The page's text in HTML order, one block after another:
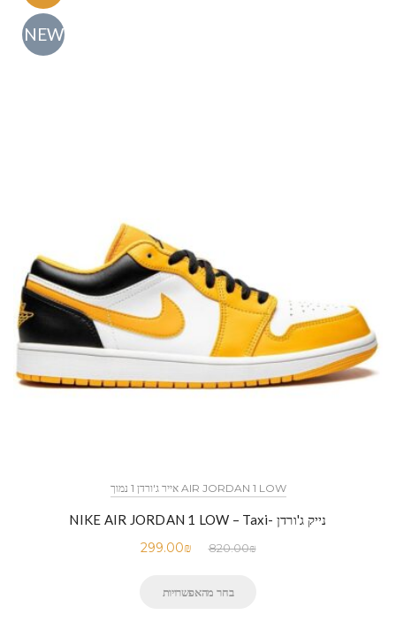
NEW
AIR JORDAN 1 LOW אייר ג'ורדן 1 נמוך
נייק ג'ורדן -NIKE AIR JORDAN 1 LOW – Taxi
820.00₪
299.00₪
בחר מהאפשרויות